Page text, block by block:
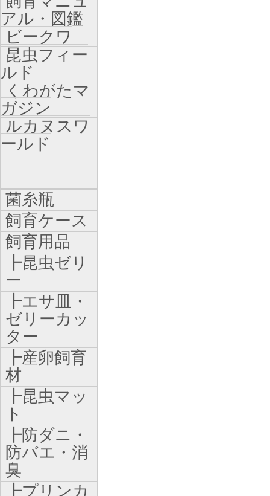
アル・図鑑
ビークワ
昆虫フィー
ルド
くわがたマ
ガジン
ルカヌスワ
ールド
菌糸瓶
飼育ケース
飼育用品
┣昆虫ゼリ
ー
┣エサ皿・
ゼリーカッ
ター
┣産卵飼育
材
┣昆虫マッ
ト
┣防ダニ・
防バエ・消
臭
┣プリンカ